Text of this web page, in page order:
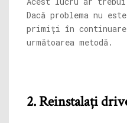
Dacă problema nu
primiți în continuare
următoarea metodă.
2. Reinstalați